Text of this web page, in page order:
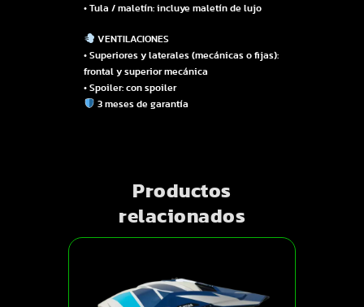
• Tula / maletín: incluye maletín de lujo
VENTILACIONES
• Superiores y laterales (mecánicas o fijas):
frontal y superior mecánica
• Spoiler: con spoiler
3 meses de garantía
Productos
relacionados